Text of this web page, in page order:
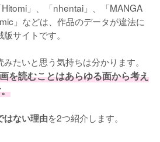
Hitomi」、「nhentai」、「MANGA
」などは、作品のデータが違法に
サイトです。
たいと思う気持ちは分かります。
を読むことはあらゆる面から考え
はない理由を2つ紹介します。